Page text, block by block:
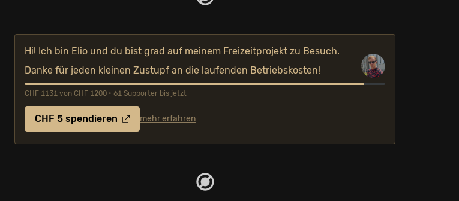
Hi! Ich bin Elio und du bist grad auf meinem Freizeitprojekt zu Besuch.
Danke für jeden kleinen Zustupf an die laufenden Betriebskosten!
CHF 1131 von CHF 1200 • 61 Supporter bis jetzt
CHF 5 spendieren mehr erfahren